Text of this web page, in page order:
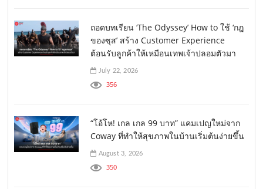
ถอดบทเรียน ‘The Odyssey’ How to ใช้ ‘กฎ
ของซุส’ สร้าง Customer Experience
ต้อนรับลูกค้าให้เหมือนเทพเจ้าปลอมตัวมา
July 22, 2026
356
“โอ้โห! เกล เกล 99 บาท” แคมเปญใหม่จาก
Coway ที่ทำให้สุขภาพในบ้านเริ่มต้นง่ายขึ้น
August 3, 2026
350